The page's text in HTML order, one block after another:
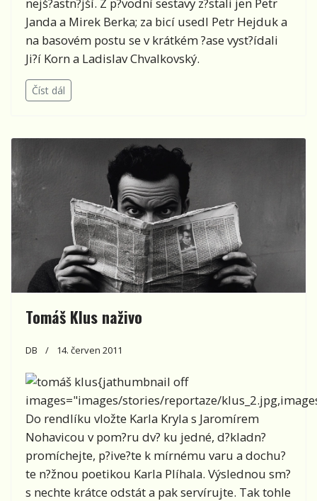
Janda a Mirek Berka; za bicí usedl Petr Hejduk a
na basovém postu se v krátkém ?ase vyst?ídali
Ji?í Korn a Ladislav Chvalkovský.
Číst dál
Tomáš Klus naživo
DB 14. červen 2011
{jathumbnail off
images="images/stories/reportaze/
Do rendlíku vložte Karla Kryla s Jaromírem
Nohavicou v pom?ru dv? ku jedné, d?kladn?
promíchejte, p?ive?te k mírnému varu a dochu?
te n?žnou poetikou Karla Plíhala. Výslednou sm?
s nechte krátce odstát a pak servírujte. Tak tohle